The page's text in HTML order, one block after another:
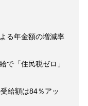
る年金額の増減率
「住民税ゼロ」
給額は84％アッ